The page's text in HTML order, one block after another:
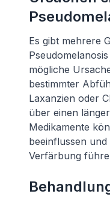
Es gibt mehrere
mögliche
bestimmter
Laxanzien oder
über einen
Medikamente
beeinflussen
Verfärbung